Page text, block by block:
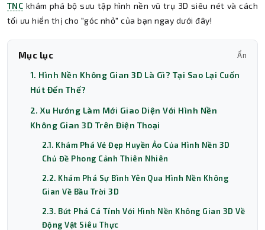
TNC khám phá bộ sưu tập hình nền vũ trụ 3D siêu nét và cách
tối ưu hiển thị cho "góc nhỏ" của bạn ngay dưới đây!
Mục lục Ẩn
1. Hình Nền Không Gian 3D Là Gì? Tại Sao Lại Cuốn
Hút Đến Thế?
2. Xu Hướng Làm Mới Giao Diện Với Hình Nền
Không Gian 3D Trên Điện Thoại
2.1. Khám Phá Vẻ Đẹp Huyền Ảo Của Hình Nền 3D
Chủ Đề Phong Cảnh Thiên Nhiên
2.2. Khám Phá Sự Bình Yên Qua Hình Nền Không
Gian Về Bầu Trời 3D
2.3. Bứt Phá Cá Tính Với Hình Nền Không Gian 3D Về
Động Vật Siêu Thực